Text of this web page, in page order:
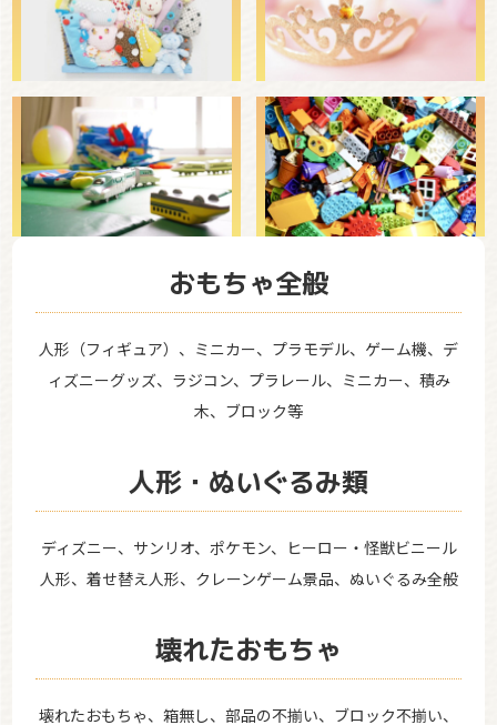
おもちゃ全般
人形（フィギュア）、ミニカー、プラモデル、ゲーム機、デ
ィズニーグッズ、ラジコン、プラレール、ミニカー、積み
木、ブロック等
人形・ぬいぐるみ類
ディズニー、サンリオ、ポケモン、ヒーロー・怪獣ビニール
人形、着せ替え人形、クレーンゲーム景品、ぬいぐるみ全般
壊れたおもちゃ
壊れたおもちゃ、箱無し、部品の不揃い、ブロック不揃い、